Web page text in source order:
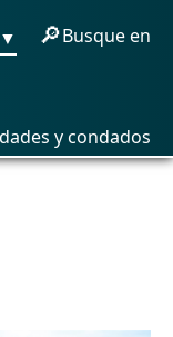
▼ 🔎Busque en
y condados